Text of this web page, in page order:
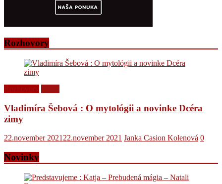
Rozhovory
Vladimíra Šebová : O mytológii a novinke Dcéra
zimy
22.november 202122.november 2021 Janka Casion Kolenová 0
Novinky